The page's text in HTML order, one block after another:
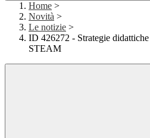
Home >
Novità >
Le notizie >
ID 426272 - Strategie
STEAM